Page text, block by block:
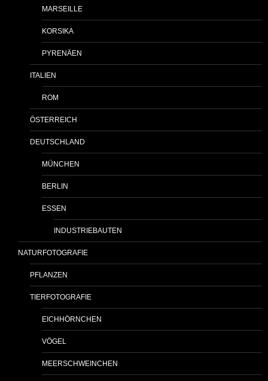
MARSEILLE
KORSIKA
PYRENÄEN
ITALIEN
ROM
ÖSTERREICH
DEUTSCHLAND
MÜNCHEN
BERLIN
ESSEN
INDUSTRIEBAUTEN
NATURFOTOGRAFIE
PFLANZEN
TIERFOTOGRAFIE
EICHHÖRNCHEN
VÖGEL
MEERSCHWEINCHEN